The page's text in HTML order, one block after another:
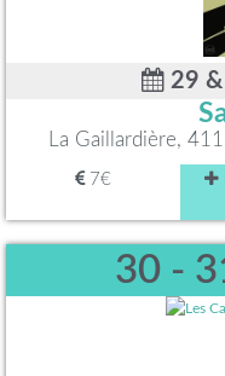
29
La Gaillardière,
7€
30 -